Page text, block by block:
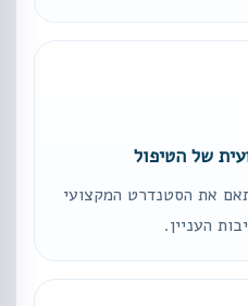
את הסטנדרט המקצועי
העניין.